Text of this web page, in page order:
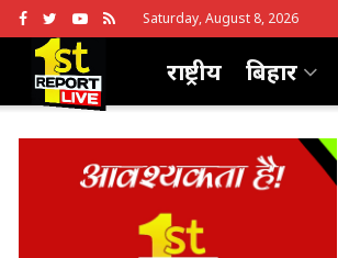
Saturday, August 8, 2026
राष्ट्रीय बिहार